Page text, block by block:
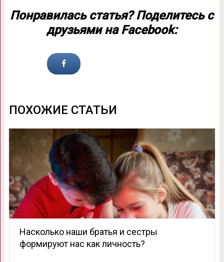
Понравилась статья? Поделитесь с
друзьями на Facebook:
ПОХОЖИЕ СТАТЬИ
Насколько наши братья и сестры
формируют нас как личность?